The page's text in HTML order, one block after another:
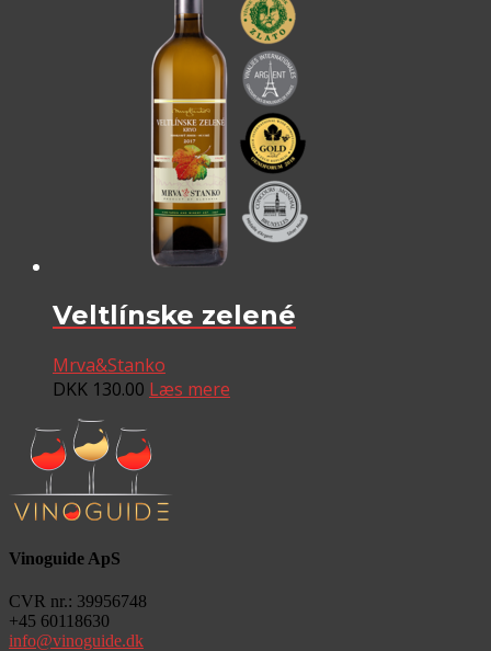
Veltlínske zelené
Mrva&Stanko
DKK 130.00 Læs mere
Vinoguide ApS
CVR nr.: 39956748
+45 60118630
info@vinoguide.dk